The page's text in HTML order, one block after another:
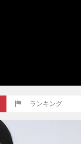
ランキング